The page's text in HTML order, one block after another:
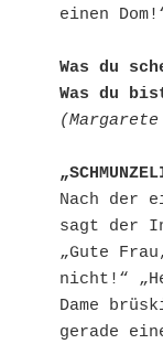
einen
Was du
Was du
(Margarete
Nach der
sagt der
„Gute
nicht!“
Dame
gerade